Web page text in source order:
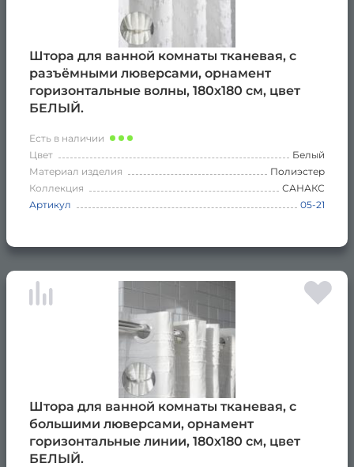
Штора для ванной комнаты тканевая, с
разъёмными люверсами, орнамент
горизонтальные волны, 180х180 см, цвет
БЕЛЫЙ.
Есть в наличии
Цвет
Белый
Материал изделия
Полиэстер
Коллекция
САНАКС
Артикул
05-21
Штора для ванной комнаты тканевая, с
большими люверсами, орнамент
горизонтальные линии, 180х180 см, цвет
БЕЛЫЙ.